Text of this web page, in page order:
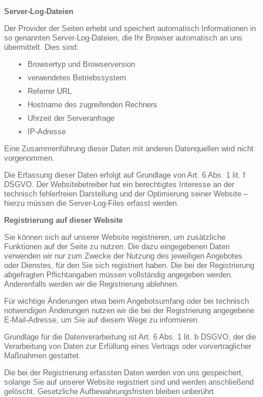
Server-Log-Dateien
Der Provider der Seiten erhebt und speichert automatisch Informationen in
so genannten Server-Log-Dateien, die Ihr Browser automatisch an uns
übermittelt. Dies sind:
Browsertyp und Browserversion
verwendetes Betriebssystem
Referrer URL
Hostname des zugreifenden Rechners
Uhrzeit der Serveranfrage
IP-Adresse
Eine Zusammenführung dieser Daten mit anderen Datenquellen wird nicht
vorgenommen.
Die Erfassung dieser Daten erfolgt auf Grundlage von Art. 6 Abs. 1 lit. f
DSGVO. Der Websitebetreiber hat ein berechtigtes Interesse an der
technisch fehlerfreien Darstellung und der Optimierung seiner Website –
hierzu müssen die Server-Log-Files erfasst werden.
Registrierung auf dieser Website
Sie können sich auf unserer Website registrieren, um zusätzliche
Funktionen auf der Seite zu nutzen. Die dazu eingegebenen Daten
verwenden wir nur zum Zwecke der Nutzung des jeweiligen Angebotes
oder Dienstes, für den Sie sich registriert haben. Die bei der Registrierung
abgefragten Pflichtangaben müssen vollständig angegeben werden.
Anderenfalls werden wir die Registrierung ablehnen.
Für wichtige Änderungen etwa beim Angebotsumfang oder bei technisch
notwendigen Änderungen nutzen wir die bei der Registrierung angegebene
E-Mail-Adresse, um Sie auf diesem Wege zu informieren.
Grundlage für die Datenverarbeitung ist Art. 6 Abs. 1 lit. b DSGVO, der die
Verarbeitung von Daten zur Erfüllung eines Vertrags oder vorvertraglicher
Maßnahmen gestattet.
Die bei der Registrierung erfassten Daten werden von uns gespeichert,
solange Sie auf unserer Website registriert sind und werden anschließend
gelöscht. Gesetzliche Aufbewahrungsfristen bleiben unberührt.